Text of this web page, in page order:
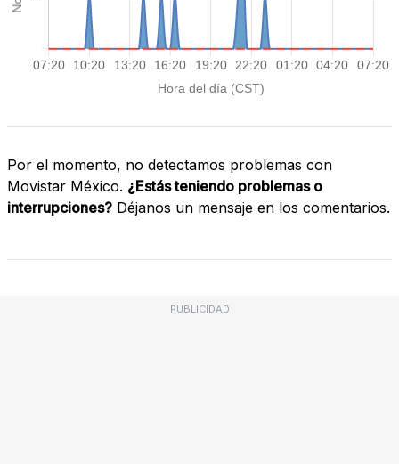
Por el momento, no detectamos problemas con
Movistar México. ¿Estás teniendo problemas o
interrupciones? Déjanos un mensaje en los comentarios.
PUBLICIDAD